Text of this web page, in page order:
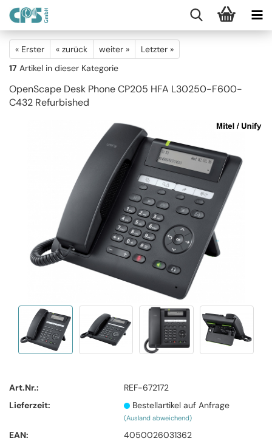
« Erster « zurück weiter »
Letzter »
17 Artikel in dieser Kategorie
OpenScape Desk Phone CP205 HFA L30250-F600-
C432 Refurbished
Art.Nr.:
REF-672172
Lieferzeit:
Bestellartikel auf Anfrage
(Ausland abweichend)
EAN:
4050026031362